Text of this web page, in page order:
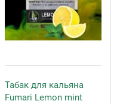
Табак для кальяна
Fumari Lemon mint